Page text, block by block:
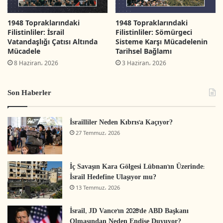
Suikastın ardından Hamas ve Tahran’ın
önündeki seçenekleri nedir?
Suikast ateşkes görüşmelerini nasıl
etkileyecek?
mümkündür:
İsrail, suikast ile meydanların birliği
kavramını ortadan kaldırmayı, İran’ın direniş
liderleri arasındaki konumunu etkilemeyi ve
Netenyahu’ya İran’ın nükleer programına
saldırması için bir fırsat vermeyi
hedeflemiştir.
Netenyahu’nun önünde savaşı kaybeder
1948 Topraklarındaki
Filistinliler: İsrail
Vatandaşlığı Çatısı Altında
Mücadele
8 Haziran، 2026
1948 Topraklarındaki
Filistinliler: Sömürgeci
Sisteme Karşı Mücadelenin
Tarihsel Bağlamı
3 Haziran، 2026
Son Haberler
İsrailliler Neden Kıbrıs’a Kaçıyor?
27 Temmuz، 2026
İç Savaşın Kara Gölgesi Lübnan’ın Üzerinde:
İsrail Hedefine Ulaşıyor mu?
13 Temmuz، 2026
İsrail, JD Vance’ın 2028’de ABD Başkanı